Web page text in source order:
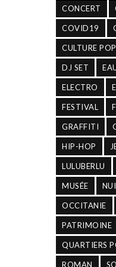
CONCERT
COVID19
CULTURE POP
DJ SET
ELECTRO
FESTIVAL
GRAFFITI
HIP-HOP
LULUBERLU
MUSÉE
OCCITANIE
PATRIMOINE
QUARTIERS
ROMAN